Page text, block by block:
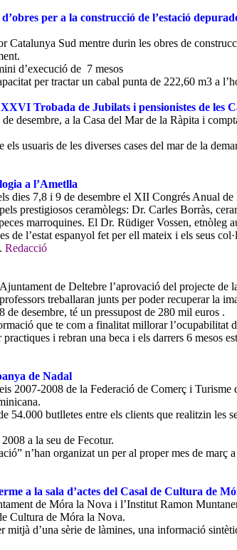
per a la construcció de l’estació
Catalunya Sud mentre durin les obres de
d’execució de 7 mesos
per tractar un cabal punta de 222,60 m3 a
Trobada de Jubilats i pensionistes de les
desembre, a la Casa del Mar de la Ràpita i
els usuaris de les diverses cases del mar de la
a l’Ametlla
dies 7,8 i 9 de desembre el XII Congrés Anual
prestigiosos ceramòlegs: Dr. Carles Borràs,
marroquines. El Dr. Rüdiger Vossen,
de l’estat espanyol fet per ell mateix i els seus
Redacció
de Deltebre l’aprovació del projecte
treballaran junts per poder recuperar
desembre, té un pressupost de 280 mil euros .
que te com a finalitat millorar l’ocupabilitat
i rebran una beca i els darrers 6 mesos
de Nadal
2007-2008 de la Federació de Comerç i
54.000 butlletes entre els clients que realitzin
a la seu de Fecotur.
n’han organizat un per al proper mes de març
a la sala d’actes del Casal de Cultura de
de Móra la Nova i l’Institut Ramon
Cultura de Móra la Nova.
d’una sèrie de làmines, una informació